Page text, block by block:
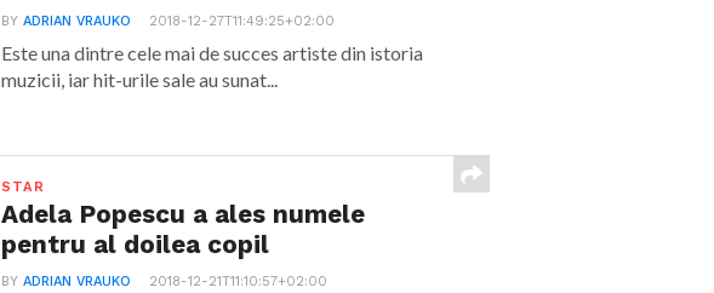
BYADRIAN VRAUKO 2018-12-27T11:49:25+02:00
Este una dintre cele mai de succes artiste din istoria
muzicii, iar hit-urile sale au sunat...
STAR
Adela Popescu a ales numele
pentru al doilea copil
BYADRIAN VRAUKO 2018-12-21T11:10:57+02:00